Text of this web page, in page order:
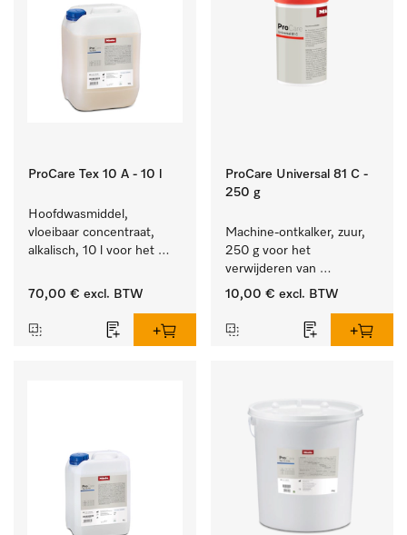
ProCare Tex 10 A - 10 l
Hoofdwasmiddel,
vloeibaar concentraat,
alkalisch, 10 l voor het
en kleurechte bonte was.
70,00 € excl. BTW
ProCare Universal 81 C -
250 g
Machine-ontkalker, zuur,
250 g voor het
verwijderen van
hardnekkige kalkaanslag.
10,00 € excl. BTW